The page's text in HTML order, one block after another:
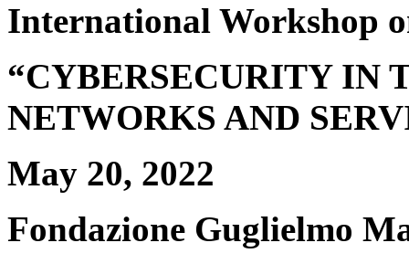
International Workshop
“CYBERSECURITY IN
NETWORKS AND
May 20, 2022
Fondazione Guglielmo